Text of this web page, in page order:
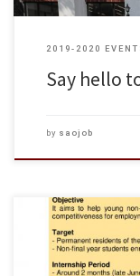
2019-2020
Say hello
by saojob